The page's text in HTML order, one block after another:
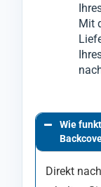
Mit
Wie
Direkt